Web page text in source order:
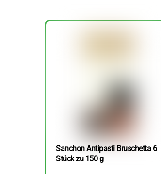
Sanchon Antipasti Bruschetta 6
Stück zu 150 g